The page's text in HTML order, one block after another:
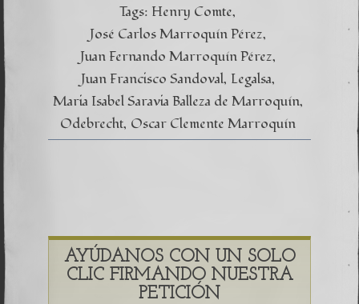
Tags: Henry Comte
José Carlos Marroquín Pérez
Juan Fernando Marroquín Pérez
Juan Francisco Sandoval Legalsa
Maria Isabel Saravia Balleza de Marroquín
Odebrecht Oscar Clemente Marroquín
AYÚDANOS CON UN SOLO
CLIC FIRMANDO NUESTRA
PETICIÓN